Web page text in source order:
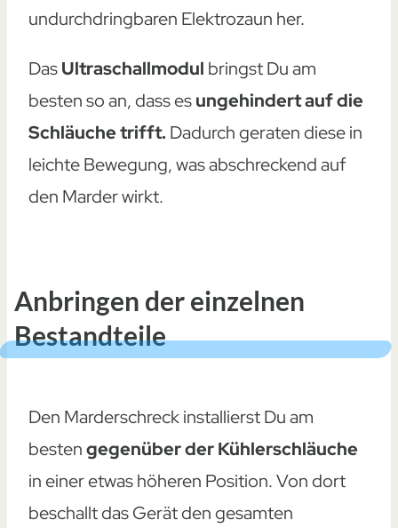
undurchdringbaren Elektrozaun her.
DasUltraschallmodul bringst Du am
besten so an, dass esungehindert auf die
Schläuche trifft. Dadurch geraten diese in
leichte Bewegung, was abschreckend auf
den Marder wirkt.
Anbringen der einzelnen
Bestandteile
Den Marderschreck installierst Du am
bestengegenüber der Kühlerschläuche
in einer etwas höheren Position. Von dort
beschallt das Gerät den gesamten